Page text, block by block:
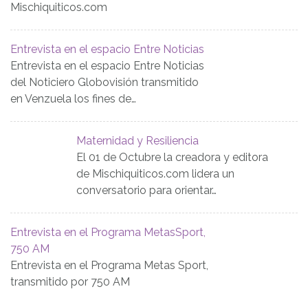
Mischiquiticos.com
Entrevista en el espacio Entre Noticias
Entrevista en el espacio Entre Noticias
del Noticiero Globovisión transmitido
en Venzuela los fines de…
Maternidad y Resiliencia
El 01 de Octubre la creadora y editora
de Mischiquiticos.com lidera un
conversatorio para orientar…
Entrevista en el Programa MetasSport,
750 AM
Entrevista en el Programa Metas Sport,
transmitido por 750 AM